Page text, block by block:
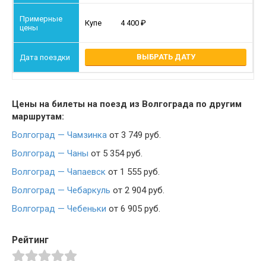
Купе 4 400
ВЫБРАТЬ ДАТУ
Цены на билеты на поезд из Волгограда по другим
маршрутам:
Волгоград — Чамзинка от 3 749 руб.
Волгоград — Чаны от 5 354 руб.
Волгоград — Чапаевск от 1 555 руб.
Волгоград — Чебаркуль от 2 904 руб.
Волгоград — Чебеньки от 6 905 руб.
Рейтинг